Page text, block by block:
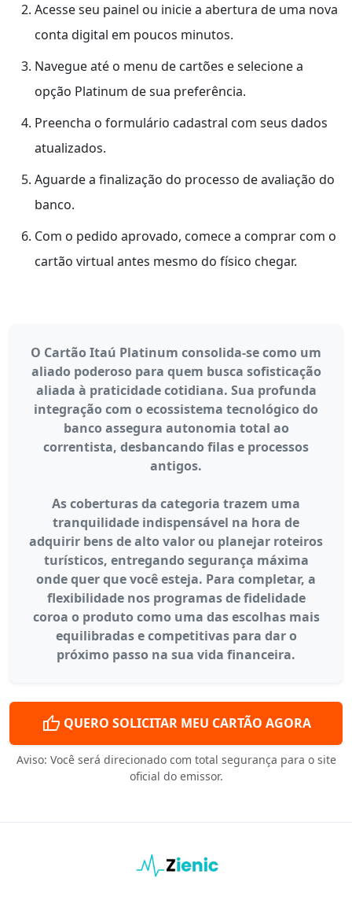
Acesse seu painel ou inicie a abertura de uma nova
conta digital em poucos minutos.
Navegue até o menu de cartões e selecione a
opção Platinum de sua preferência.
Preencha o formulário cadastral com seus dados
atualizados.
Aguarde a finalização do processo de avaliação do
banco.
Com o pedido aprovado, comece a comprar com o
cartão virtual antes mesmo do físico chegar.
O Cartão Itaú Platinum consolida-se como um
aliado poderoso para quem busca sofisticação
aliada à praticidade cotidiana. Sua profunda
integração com o ecossistema tecnológico do
banco assegura autonomia total ao
correntista, desbancando filas e processos
antigos.
As coberturas da categoria trazem uma
tranquilidade indispensável na hora de
adquirir bens de alto valor ou planejar roteiros
turísticos, entregando segurança máxima
onde quer que você esteja. Para completar, a
flexibilidade nos programas de fidelidade
coroa o produto como uma das escolhas mais
equilibradas e competitivas para dar o
próximo passo na sua vida financeira.
thumb_up QUERO SOLICITAR MEU CARTÃO AGORA
Aviso: Você será direcionado com total segurança para o site
oficial do emissor.